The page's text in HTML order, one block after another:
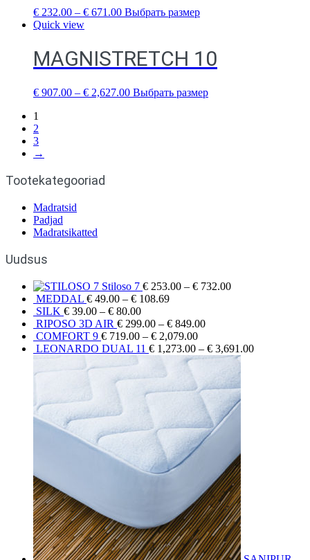
€ 232.00 – € 671.00 Выбрать размер
Quick view
MAGNISTRETCH 10
€ 907.00 – € 2,627.00 Выбрать размер
1
2
3
→
Tootekategooriad
Madratsid
Padjad
Madratsikatted
Uudsus
Stiloso 7 € 253.00 – € 732.00
MEDDAL € 49.00 – € 108.69
SILK € 39.00 – € 80.00
RIPOSO 3D AIR € 299.00 – € 849.00
COMFORT 9 € 719.00 – € 2,079.00
LEONARDO DUAL 11 € 1,273.00 – € 3,691.00